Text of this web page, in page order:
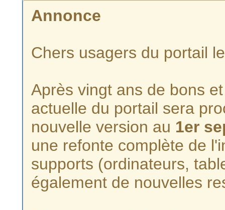
Annonce
Chers usagers du portail
Après vingt ans de bons
actuelle du portail sera
nouvelle version au 1er
une refonte complète de
supports (ordinateurs,
également de nouvelles